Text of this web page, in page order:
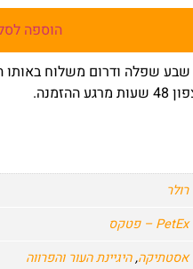
הוספה
רולר
PetEx – פטקס
אסטתיקה,היגיינת העור והפרווה